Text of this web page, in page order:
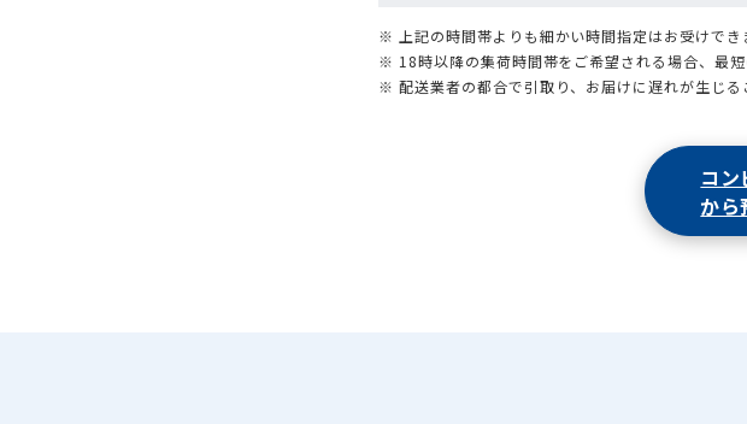
※ 上記の時間帯よりも細かい時間指定はお受けでき
※ 18時以降の集荷時間帯をご希望される場合、最短
※ 配送業者の都合で引取り、お届けに遅れが生じる
コン
から